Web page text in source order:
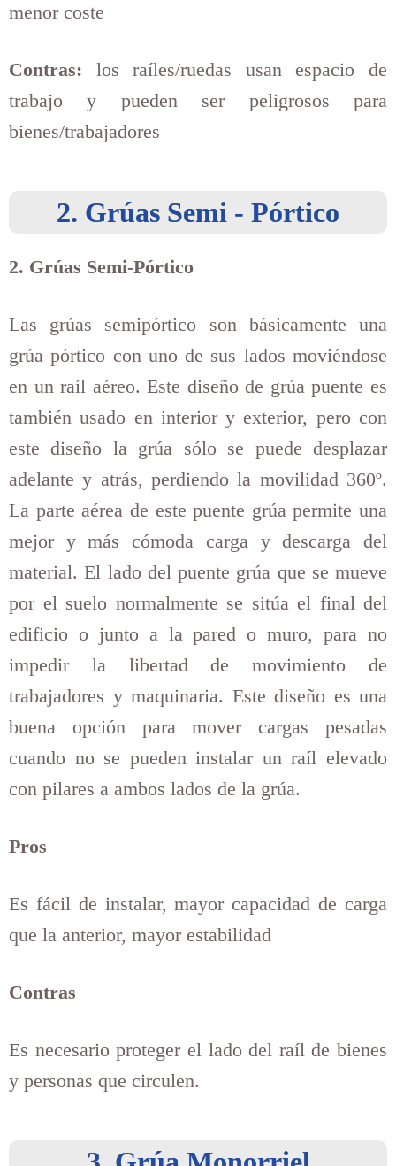
menor coste
Contras: los raíles/ruedas usan espacio de
trabajo y pueden ser peligrosos para
bienes/trabajadores
2. Grúas Semi - Pórtico
2. Grúas Semi-Pórtico
Las grúas semipórtico son básicamente una
grúa pórtico con uno de sus lados moviéndose
en un raíl aéreo. Este diseño de grúa puente es
también usado en interior y exterior, pero con
este diseño la grúa sólo se puede desplazar
adelante y atrás, perdiendo la movilidad 360º.
La parte aérea de este puente grúa permite una
mejor y más cómoda carga y descarga del
material. El lado del puente grúa que se mueve
por el suelo normalmente se sitúa el final del
edificio o junto a la pared o muro, para no
impedir la libertad de movimiento de
trabajadores y maquinaria. Este diseño es una
buena opción para mover cargas pesadas
cuando no se pueden instalar un raíl elevado
con pilares a ambos lados de la grúa.
Pros
Es fácil de instalar, mayor capacidad de carga
que la anterior, mayor estabilidad
Contras
Es necesario proteger el lado del raíl de bienes
y personas que circulen.